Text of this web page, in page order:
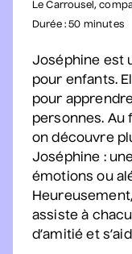
•
20
•
20
Le Carrousel,
Durée : 50 minutes
Joséphine est
pour enfants.
pour
personnes. Au
on découvre
Joséphine :
émotions ou
assiste à
d’amitié et